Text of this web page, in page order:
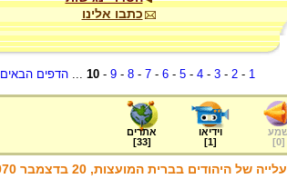
כתבו אלינו
1
-
2
-
3
-
4
-
5
-
6
-
7
-
8
-
9
-
10
...הדפים הבאים
[
0
]
וידיאו
[
1
]
אתרים
[
33
]
בברית המועצות, 20 בדצמבר 1970